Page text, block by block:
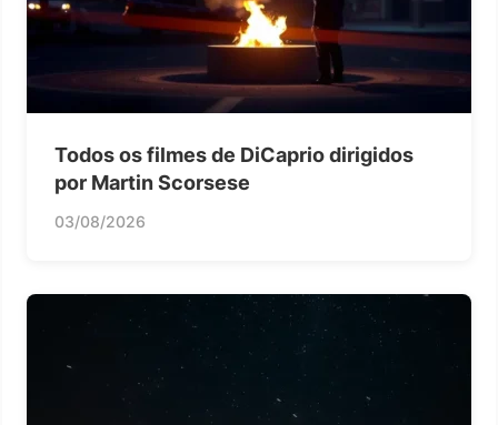
Todos os filmes de DiCaprio dirigidos
por Martin Scorsese
03/08/2026